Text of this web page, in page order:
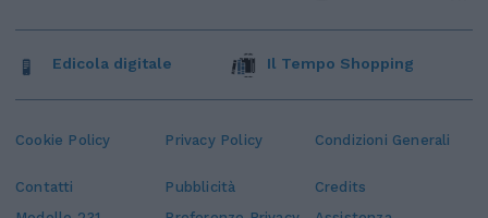
Cookie Policy Privacy Policy Condizioni Generali
Contatti Pubblicità
Credits
Edicola digitale Il Tempo Shopping